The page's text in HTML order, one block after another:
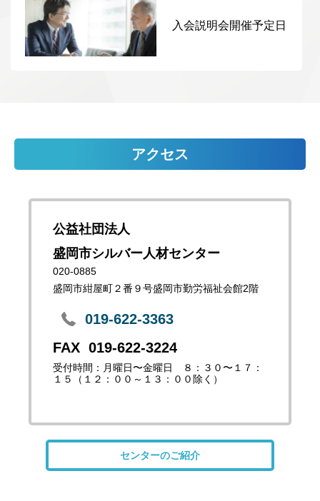
入会説明会開催予定日
アクセス
公益社団法人
盛岡市シルバー人材センター
020-0885
盛岡市紺屋町２番９号盛岡市勤労福祉会館2階
019-622-3363
019-622-3224
受付時間：月曜日〜金曜日 ８：３０〜１７：
１５（１２：００～１３：００除く）
センターのご紹介